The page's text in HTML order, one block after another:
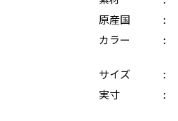
原産国
:
カラー
:
サイズ
:
実寸
: